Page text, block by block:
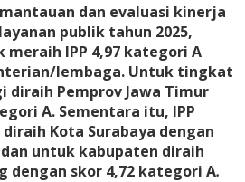
dan evaluasi kinerja
publik tahun 2025,
meraih IPP 4,97 kategori A
lembaga. Untuk tingkat
diraih Pemprov Jawa Timur
A. Sementara itu, IPP
Kota Surabaya dengan
untuk kabupaten diraih
dengan skor 4,72 kategori A.